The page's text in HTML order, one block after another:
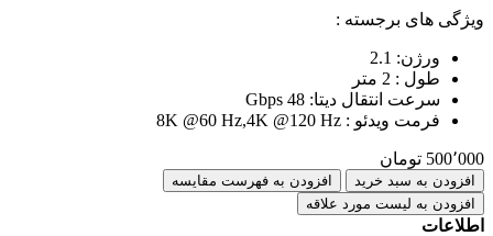
ویژگی های برجسته :
ورژن: 2.1
طول : 2 متر
سرعت انتقال دیتا: 48 Gbps
فرمت ویدئو : 8K @60 Hz,4K @120 Hz
500٬000 تومان
افزودن به سبد خرید
افزودن به فهرست مقایسه
افزودن به لیست مورد علاقه
اطلاعات